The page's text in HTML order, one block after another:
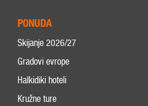
PONUDA
Skijanje 2026/27
Gradovi evrope
Halkidiki hoteli
Kružne ture